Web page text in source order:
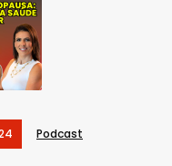
Podcast